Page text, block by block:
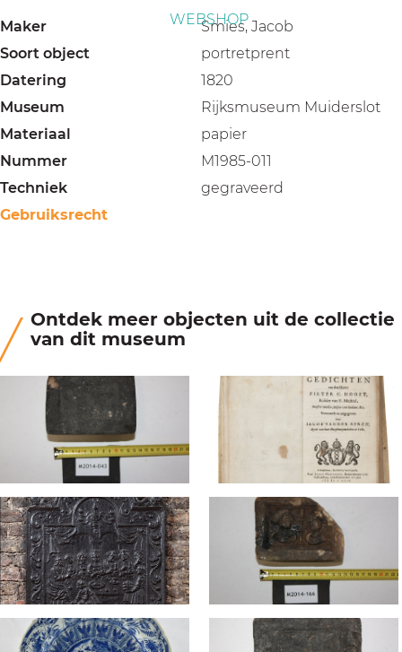
WEBSHOP
Maker
Smies, Jacob
Soort object
portretprent
Datering
1820
Museum
Rijksmuseum Muiderslot
Materiaal
papier
Nummer
M1985-011
Techniek
gegraveerd
Gebruiksrecht
Ontdek meer objecten uit de collectie
van dit museum